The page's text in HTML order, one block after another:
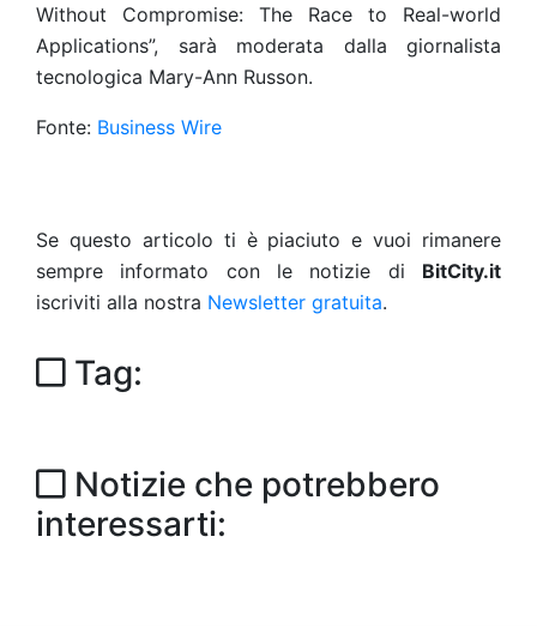
Without Compromise: The Race to Real-world
Applications”, sarà moderata dalla giornalista
tecnologica Mary-Ann Russon.
Fonte: Business Wire
Se questo articolo ti è piaciuto e vuoi rimanere
sempre informato con le notizie di BitCity.it
iscriviti alla nostra Newsletter gratuita.
Tag:
Notizie che potrebbero
interessarti: